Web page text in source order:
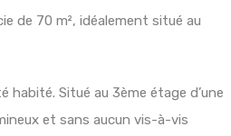
de 70 m², idéalement situé au
Situé au 3ème étage d’une
et sans aucun vis-à-vis